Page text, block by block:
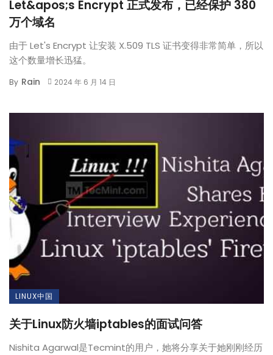
Let&apos;s Encrypt 正式发布，已经保护 380
万个域名
由于 Let's Encrypt 让安装 X.509 TLS 证书变得非常简单，所以
这个数量增长迅猛。
By Rain 2024 年 6 月 14 日
LINUX中国
关于Linux防火墙iptables的面试问答
Nishita Agarwal是Tecmint的用户，她将分享关于她刚刚经历